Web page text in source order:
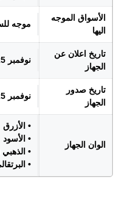
الأسواق الموجه
اليها
موجه
تاريخ اعلان عن
الجهاز
نوفمبر 2025
تاريخ صدور
الجهاز
نوفمبر 2025
الوان الجهاز
• الأزرق
• الأسود
• الذهبي
•